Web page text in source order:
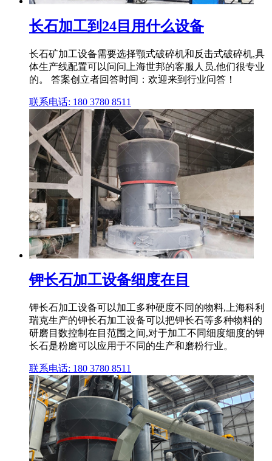
长石加工到24目用什么设备
长石矿加工设备需要选择颚式破碎机和反击式破碎机,具
体生产线配置可以问问上海世邦的客服人员,他们很专业
的。 答案创立者回答时间：欢迎来到行业问答！
联系电话: 180 3780 8511
钾长石加工设备细度在目
钾长石加工设备可以加工多种硬度不同的物料,上海科利
瑞克生产的钾长石加工设备可以把钾长石等多种物料的
研磨目数控制在目范围之间,对于加工不同细度细度的钾
长石是粉磨可以应用于不同的生产和磨粉行业。
联系电话: 180 3780 8511